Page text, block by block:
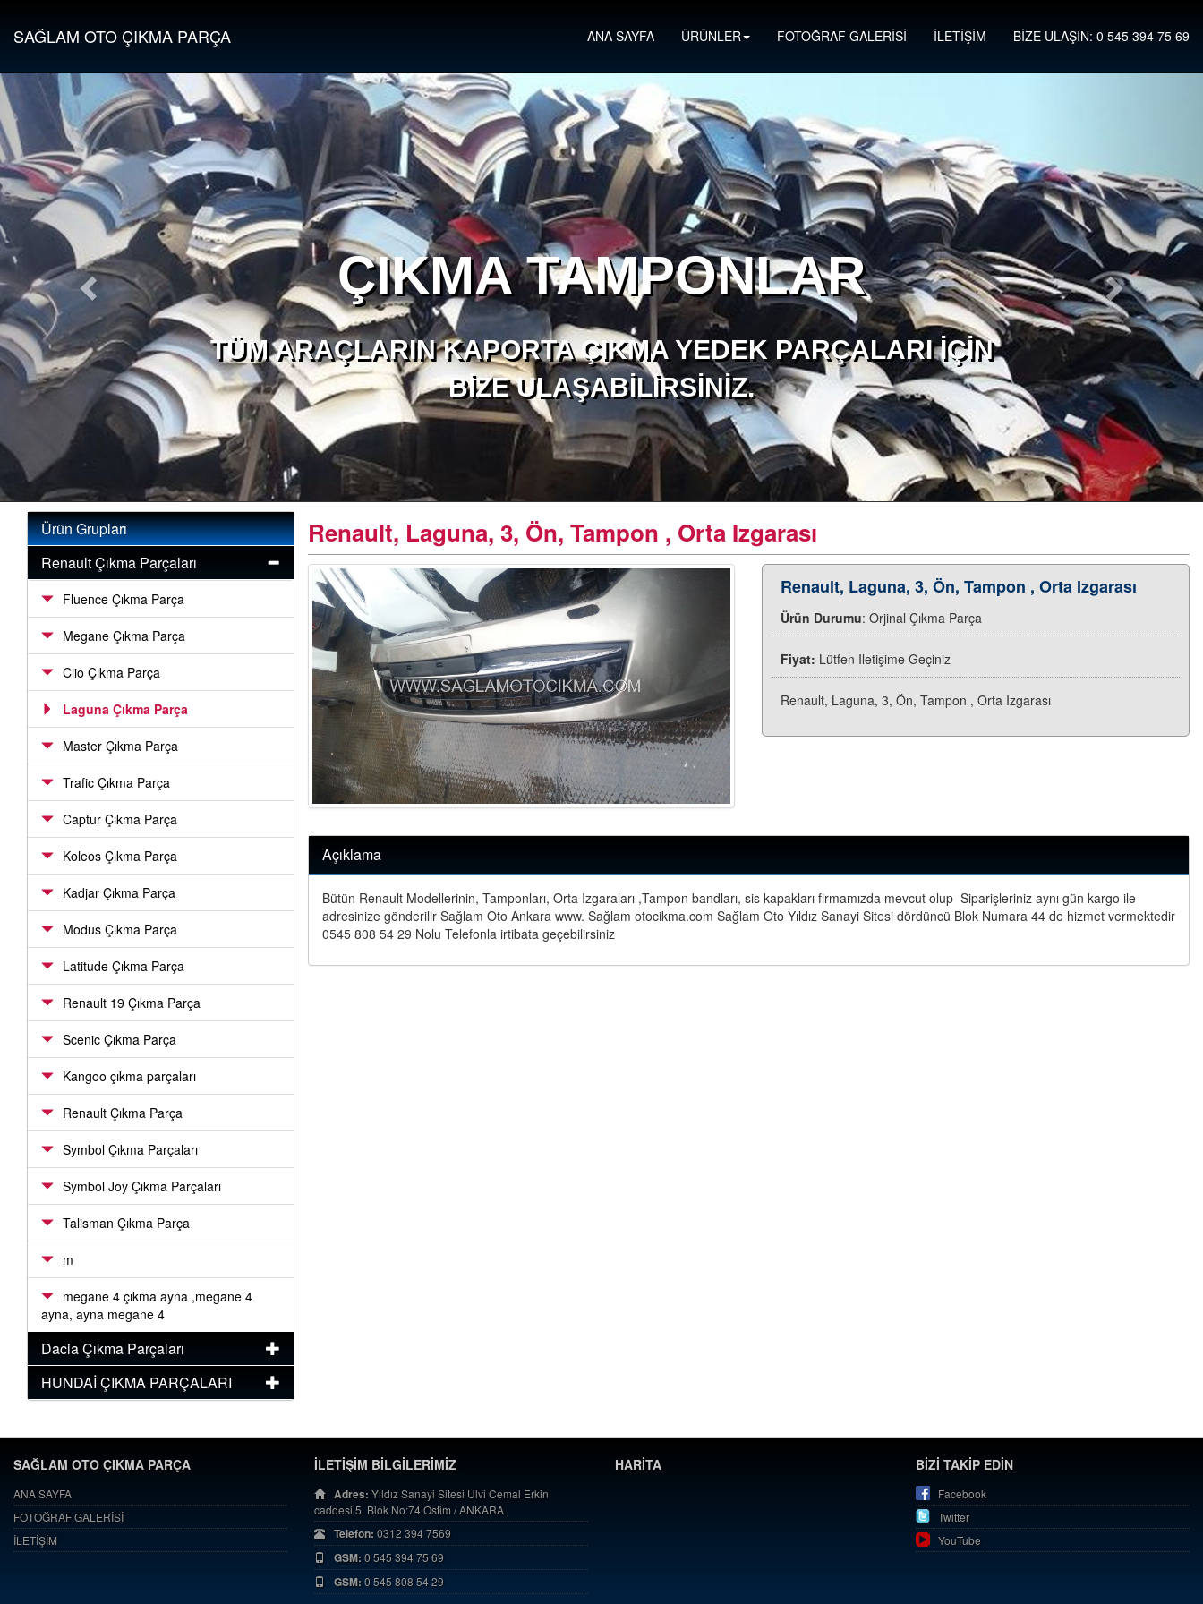
SAĞLAM OTO ÇIKMA PARÇA ANA SAYFA ÜRÜNLER FOTOĞRAF GALERİSİ İLETİŞİM BİZE ULAŞIN: 0 545 394 75 69
ÇIKMA TAMPONLAR
TÜM ARAÇLARIN KAPORTA ÇIKMA YEDEK PARÇALARI İÇIN
BIZE ULAŞABILIRSINIZ.
Ürün Grupları
Renault Çıkma Parçaları
Fluence Çıkma Parça
Megane Çıkma Parça
Clio Çıkma Parça
Laguna Çıkma Parça
Master Çıkma Parça
Trafic Çıkma Parça
Captur Çıkma Parça
Koleos Çıkma Parça
Kadjar Çıkma Parça
Modus Çıkma Parça
Latitude Çıkma Parça
Renault 19 Çıkma Parça
Scenic Çıkma Parça
Kangoo çıkma parçaları
Renault Çıkma Parça
Symbol Çıkma Parçaları
Symbol Joy Çıkma Parçaları
Talisman Çıkma Parça
m
megane 4 çıkma ayna ,megane 4
ayna, ayna megane 4
Dacia Çıkma Parçaları
HUNDAİ ÇIKMA PARÇALARI
Renault, Laguna, 3, Ön, Tampon , Orta Izgarası
Renault, Laguna, 3, Ön, Tampon , Orta Izgarası
Ürün Durumu: Orjinal Çıkma Parça
Fiyat: Lütfen Iletişime Geçiniz
Renault, Laguna, 3, Ön, Tampon , Orta Izgarası
Açıklama
Bütün Renault Modellerinin, Tamponları, Orta Izgaraları ,Tampon bandları, sis kapakları firmamızda mevcut olup Siparişleriniz aynı gün kargo ile
adresinize gönderilir Sağlam Oto Ankara www. Sağlam otocikma.com Sağlam Oto Yıldız Sanayi Sitesi dördüncü Blok Numara 44 de hizmet vermektedir
0545 808 54 29 Nolu Telefonla irtibata geçebilirsiniz
SAĞLAM OTO ÇIKMA PARÇA
ANA SAYFA
FOTOĞRAF GALERİSİ
İLETİŞİM
İLETİŞİM BİLGİLERİMİZ
Adres: Yıldız Sanayi Sitesi Ulvi Cemal Erkin
caddesi 5. Blok No:74 Ostim / ANKARA
Telefon: 0312 394 7569
GSM: 0 545 394 75 69
GSM: 0 545 808 54 29
HARİTA BİZİ TAKİP EDİN
Facebook
Twitter
YouTube